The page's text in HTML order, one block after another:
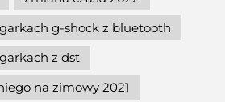
g-shock z bluetooth
z dst
na zimowy 2021